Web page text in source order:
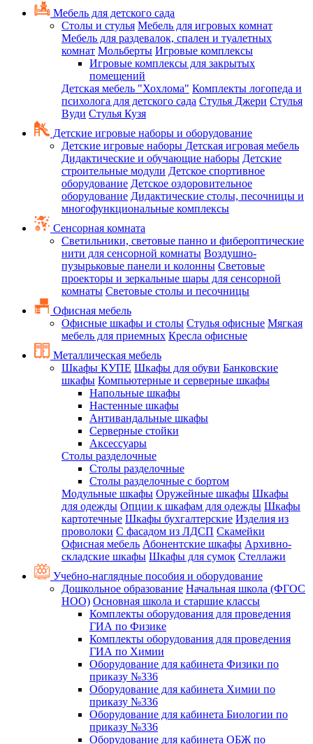
Мебель для детского сада
Столы и стулья Мебель для игровых комнат
Мебель для раздевалок, спален и туалетных
комнат Мольберты Игровые комплексы
Игровые комплексы для закрытых
помещений
Детская мебель "Хохлома" Комплекты логопеда и
психолога для детского сада Стулья Джери Стулья
Вуди Стулья Кузя
Детские игровые наборы и оборудование
Детские игровые наборы Детская игровая мебель
Дидактические и обучающие наборы Детские
строительные модули Детское спортивное
оборудование Детское оздоровительное
оборудование Дидактические столы, песочницы и
многофункциональные комплексы
Сенсорная комната
Светильники, световые панно и фибероптические
нити для сенсорной комнаты Воздушно-
пузырьковые панели и колонны Световые
проекторы и зеркальные шары для сенсорной
комнаты Световые столы и песочницы
Офисная мебель
Офисные шкафы и столы Стулья офисные Мягкая
мебель для приемных Кресла офисные
Металлическая мебель
Шкафы КУПЕ Шкафы для обуви Банковские
шкафы Компьютерные и серверные шкафы
Напольные шкафы
Настенные шкафы
Антивандальные шкафы
Серверные стойки
Аксессуары
Столы разделочные
Столы разделочные
Столы разделочные с бортом
Модульные шкафы Оружейные шкафы Шкафы
для одежды Опции к шкафам для одежды Шкафы
картотечные Шкафы бухгалтерские Изделия из
проволоки С фасадом из ЛДСП Скамейки
Офисная мебель Абонентские шкафы Архивно-
складские шкафы Шкафы для сумок Стеллажи
Учебно-наглядные пособия и оборудование
Дошкольное образование Начальная школа (ФГОС
НОО) Основная школа и старшие классы
Комплекты оборудования для проведения
ГИА по Физике
Комплекты оборудования для проведения
ГИА по Химии
Оборудование для кабинета Физики по
приказу №336
Оборудование для кабинета Химии по
приказу №336
Оборудование для кабинета Биологии по
приказу №336
Оборудование для кабинета ОБЖ по